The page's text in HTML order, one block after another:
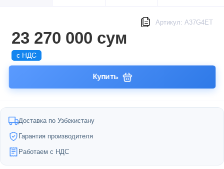
Артикул: A37G4ET
23 270 000 сум
с НДС
Купить
Доставка по Узбекистану
Гарантия производителя
Работаем с НДС